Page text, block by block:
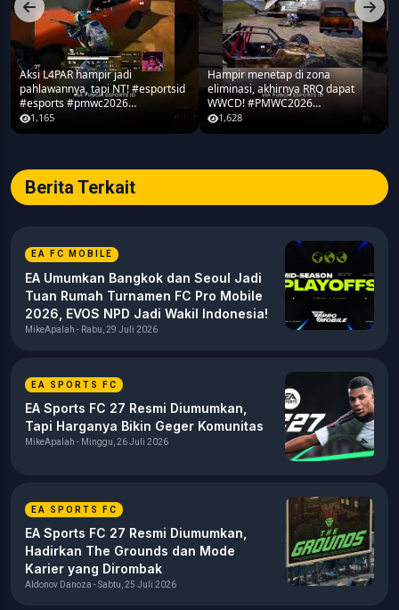
Aksi L4PAR hampir jadi
pahlawannya, tapi NT! #esportsid
#esports #pmwc2026
#pubgmobile #teamrrq
1,165
Hampir menetap di zona
eliminasi, akhirnya RRQ dapat
WWCD! #PMWC2026
#pubgmobile #teamrrq
1,628
Berita Terkait
EA FC MOBILE
EA Umumkan Bangkok dan Seoul Jadi
Tuan Rumah Turnamen FC Pro Mobile
2026, EVOS NPD Jadi Wakil Indonesia!
MikeApalah - Rabu, 29 Juli 2026
EA SPORTS FC
EA Sports FC 27 Resmi Diumumkan,
Tapi Harganya Bikin Geger Komunitas
MikeApalah - Minggu, 26 Juli 2026
EA SPORTS FC
EA Sports FC 27 Resmi Diumumkan,
Hadirkan The Grounds dan Mode
Karier yang Dirombak
Aldonov Danoza - Sabtu, 25 Juli 2026